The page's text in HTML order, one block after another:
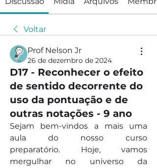
Voltar
Prof Nelson Jr
26 de dezembro de 2024
D17 - Reconhecer o efeito
de sentido decorrente do
uso da pontuação e de
outras notações - 9 ano
Sejam bem-vindos a mais uma
aula do nosso curso
preparatório. Hoje, vamos
mergulhar no universo da